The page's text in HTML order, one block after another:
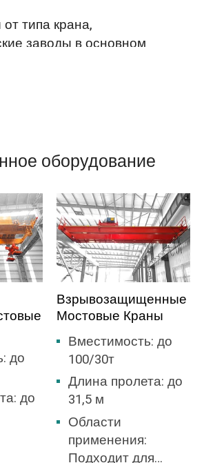
типа крана,
заводы в основном
для перемещения слябов,
сталелитейный
крюкового типа,
кран зажимного типа, кран
типа и так далее. Иногда
кран,
быть оснащен различными
кран является основным
оборудованием в
сталелитейных заводов,
для транспортировки,
чугуна в процессе
двухбалочную
состоящую из рам
крюковых балок, механизма
оборудование
до
до
Взрывозащищенные
Мостовые Краны
Вместимость: до
100/30т
Длина пролета: до
31,5 м
Области
применения:
Подходит для